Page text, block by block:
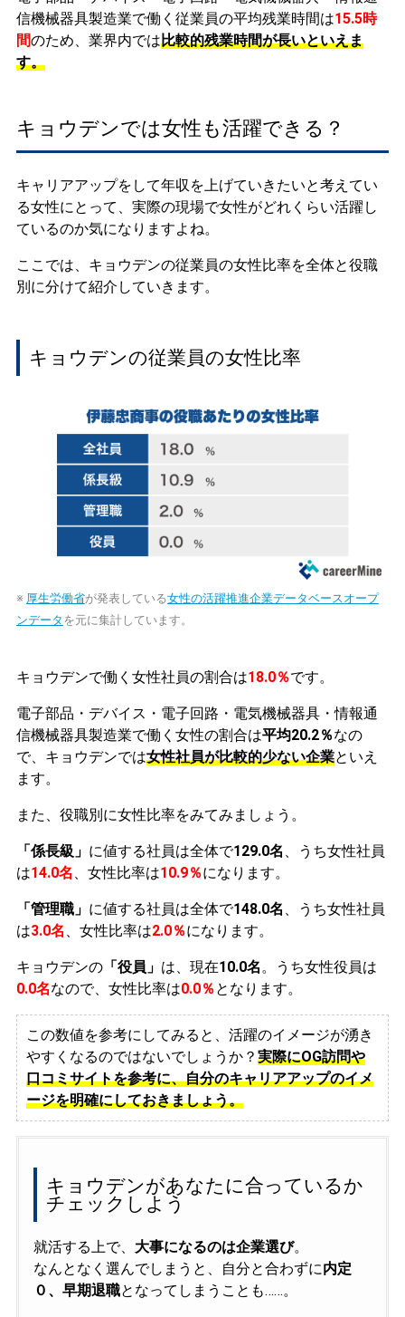
信機械器具製造業で働く従業員の平均残業時間は15.5時
間のため、業界内では比較的残業時間が長いといえま
す。
キョウデンでは女性も活躍できる？
キャリアアップをして年収を上げていきたいと考えてい
る女性にとって、実際の現場で女性がどれくらい活躍し
ているのか気になりますよね。
ここでは、キョウデンの従業員の女性比率を全体と役職
別に分けて紹介していきます。
キョウデンの従業員の女性比率
※ 厚生労働省が発表している女性の活躍推進企業データベースオープ
ンデータ を元に集計しています。
キョウデンで働く女性社員の割合は18.0％です。
電子部品・デバイス・電子回路・電気機械器具・情報通
信機械器具製造業で働く女性の割合は平均20.2％なの
で、キョウデンでは女性社員が比較的少ない企業といえ
ます。
また、役職別に女性比率をみてみましょう。
「係長級」 に値する社員は全体で129.0名 、うち女性社員
は14.0名 、女性比率は10.9％になります。
「管理職」 に値する社員は全体で148.0名 、うち女性社員
は3.0名 、女性比率は2.0％になります。
キョウデンの「役員」 は、現在10.0名。うち女性役員は
0.0名なので、女性比率は0.0％ となります。
この数値を参考にしてみると、活躍のイメージが湧き
やすくなるのではないでしょうか？ 実際にOG訪問や
口コミサイトを参考に、自分のキャリアアップのイメ
ージを明確にしておきましょう。
キョウデンがあなたに合っているか
チェックしよう
就活する上で、 大事になるのは企業選び。
なんとなく選んでしまうと、自分と合わずに内定
０、早期退職となってしまうことも……。